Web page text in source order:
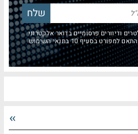
ודיוורים פרסומיים בדואר אלקטרוני
בסעיף 10 בתנאי השימוש